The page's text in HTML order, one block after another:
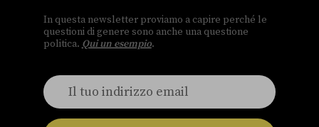
In questa newsletter proviamo a capire perché le
questioni di genere sono anche una questione
politica. Qui un esempio.